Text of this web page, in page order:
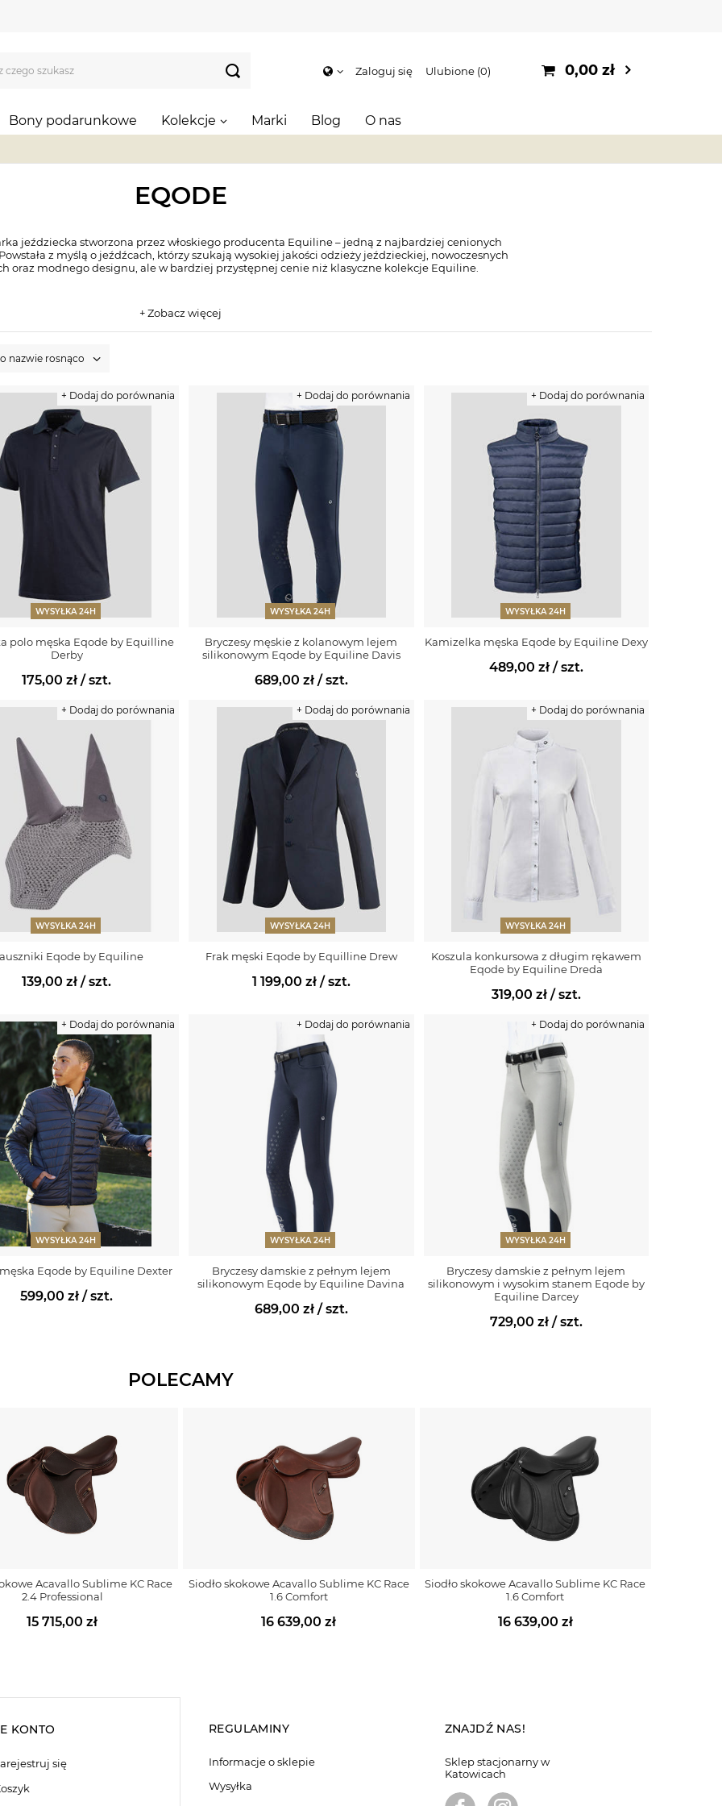
Zaloguj się Ulubione 0 0,00 zł
Bony podarunkowe Kolekcje Marki Blog O nas
EQODE
jeździecka stworzona przez włoskiego producenta Equiline – jedną z najbardziej cenionych
z myślą o jeźdźcach, którzy szukają wysokiej jakości odzieży jeździeckiej, nowoczesnych
oraz modnego designu, ale w bardziej przystępnej cenie niż klasyczne kolekcje Equiline.
+ Zobacz więcej
nazwie rosnąco
WYSYŁKA 24H
polo męska Eqode by Equilline
Derby
175,00 zł / szt.
+ Dodaj do porównania
WYSYŁKA 24H
Bryczesy męskie z kolanowym lejem
silikonowym Eqode by Equiline Davis
689,00 zł/ szt.
+ Dodaj do porównania
WYSYŁKA 24H
Kamizelka męska Eqode by Equiline Dexy
489,00 zł/ szt.
+ Dodaj do porównania
WYSYŁKA 24H
Eqode by Equiline
139,00 zł / szt.
+ Dodaj do porównania
WYSYŁKA 24H
Frak męski Eqode by Equilline Drew
1 199,00 zł/ szt.
+ Dodaj do porównania
WYSYŁKA 24H
Koszula konkursowa z długim rękawem
Eqode by Equiline Dreda
319,00 zł/ szt.
+ Dodaj do porównania
WYSYŁKA 24H
Eqode by Equiline Dexter
599,00 zł / szt.
+ Dodaj do porównania
WYSYŁKA 24H
Bryczesy damskie z pełnym lejem
silikonowym Eqode by Equiline Davina
689,00 zł/ szt.
+ Dodaj do porównania
WYSYŁKA 24H
Bryczesy damskie z pełnym lejem
silikonowym i wysokim stanem Eqode by
Equiline Darcey
729,00 zł/ szt.
+ Dodaj do porównania
POLECAMY
Acavallo Sublime KC Race
2.4 Professional
15 715,00 zł
Siodło skokowe Acavallo Sublime KC Race
1.6 Comfort
16 639,00 zł
Siodło skokowe Acavallo Sublime KC Race
1.6 Comfort
16 639,00 zł
KONTO
się
REGULAMINY
Informacje o sklepie
Wysyłka
ZNAJDŹ NAS!
Sklep stacjonarny w
Katowicach